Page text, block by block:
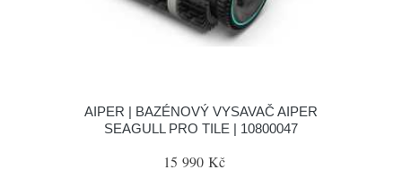
AIPER | BAZÉNOVÝ VYSAVAČ AIPER
SEAGULL PRO TILE | 10800047
15 990 Kč